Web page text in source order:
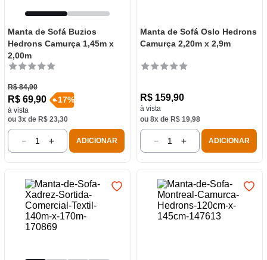
Manta de Sofá Buzios
Hedrons Camurça 1,45m x
2,00m
R$ 84,90
R$ 69,90
à vista
-17%
ou 3x de R$ 23,30
＋
－ ADICIONAR
Manta de Sofá Oslo Hedrons
Camurça 2,20m x 2,9m
R$ 159,90
à vista
ou 8x de R$ 19,98
＋
－ ADICIONAR